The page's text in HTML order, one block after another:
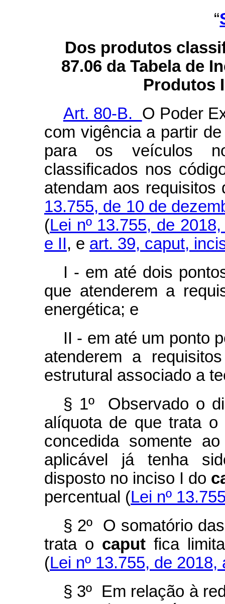
“
Dos produtos
87.06 da Tabela de
Produtos
Art. 80-B. O Poder
com vigência a partir
para os veículos
classificados nos
atendam aos
13.755, de 10 de
(Lei nº 13.755, de
e II, e art. 39, caput,
I - em até dois
que atenderem a
energética; e
II - em até um ponto
atenderem a
estrutural associado a
§ 1º Observado o
alíquota de que trata
concedida somente
aplicável já tenha
disposto no inciso I do
percentual (Lei nº
§ 2º O somatório
trata o caputfica
(Lei nº 13.755, de 2018,
§ 3º Em relação à